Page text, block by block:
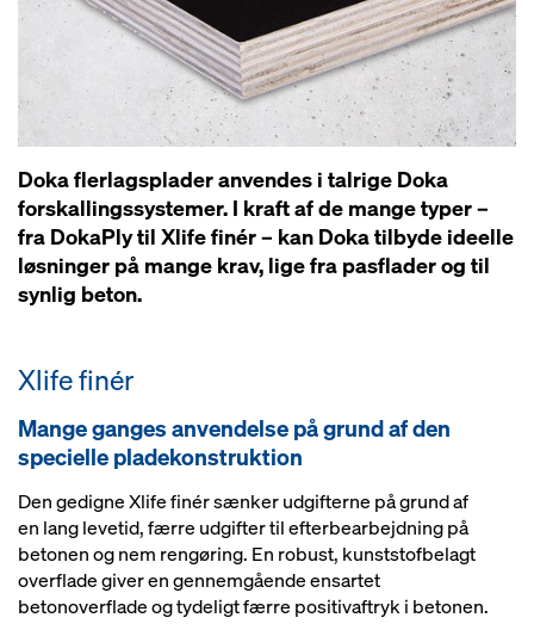
Doka flerlagsplader anvendes i talrige Doka
forskallingssystemer. I kraft af de mange typer –
fra DokaPly til Xlife finér – kan Doka tilbyde ideelle
løsninger på mange krav, lige fra pasflader og til
synlig beton.
Xlife finér
Mange ganges anvendelse på grund af den
specielle pladekonstruktion
Den gedigne Xlife finér sænker udgifterne på grund af
en lang levetid, færre udgifter til efterbearbejdning på
betonen og nem rengøring. En robust, kunststofbelagt
overflade giver en gennemgående ensartet
betonoverflade og tydeligt færre positivaftryk i betonen.